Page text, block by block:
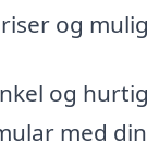
og
og
med